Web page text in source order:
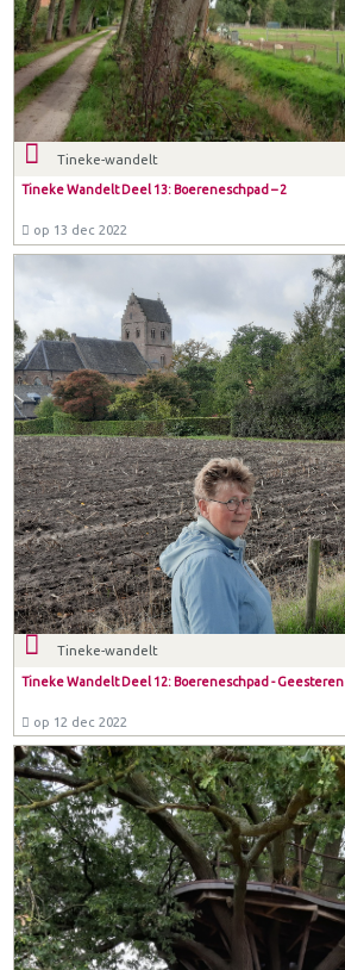
Tineke-wandelt
Tineke Wandelt Deel 13: Boereneschpad – 2
op 13 dec 2022
Tineke-wandelt
Tineke Wandelt Deel 12: Boereneschpad - Geesteren
op 12 dec 2022